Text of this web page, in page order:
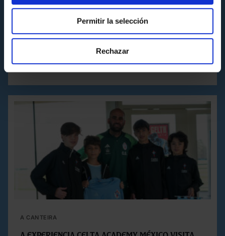
Permitir la selección
Rechazar
A CANTEIRA
A Fundación Celta e a RFGF impulsan a
formación de futuras adestradoras
Jueves 14 de Noviembre de 2024 a las 17:00
A CANTEIRA